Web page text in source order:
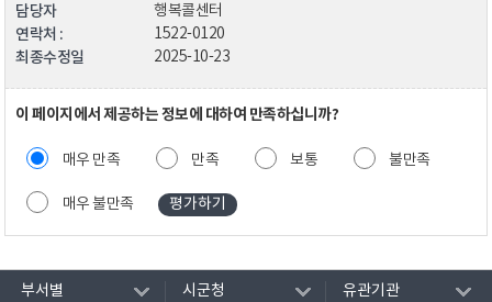
담당자 행복콜센터
연락처 : 1522-0120
최종수정일 2025-10-23
이 페이지에서 제공하는 정보에 대하여 만족하십니까?
매우 만족 만족 보통 불만족
매우 불만족
부서별 시군청 유관기관